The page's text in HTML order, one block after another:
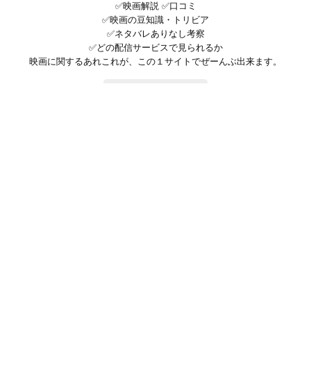
✅映画解説 ✅口コミ
✅映画の豆知識・トリビア
✅ネタバレありなし考察
✅どの配信サービスで見られるか
映画に関するあれこれが、この１サイトでぜーんぶ出来ます。